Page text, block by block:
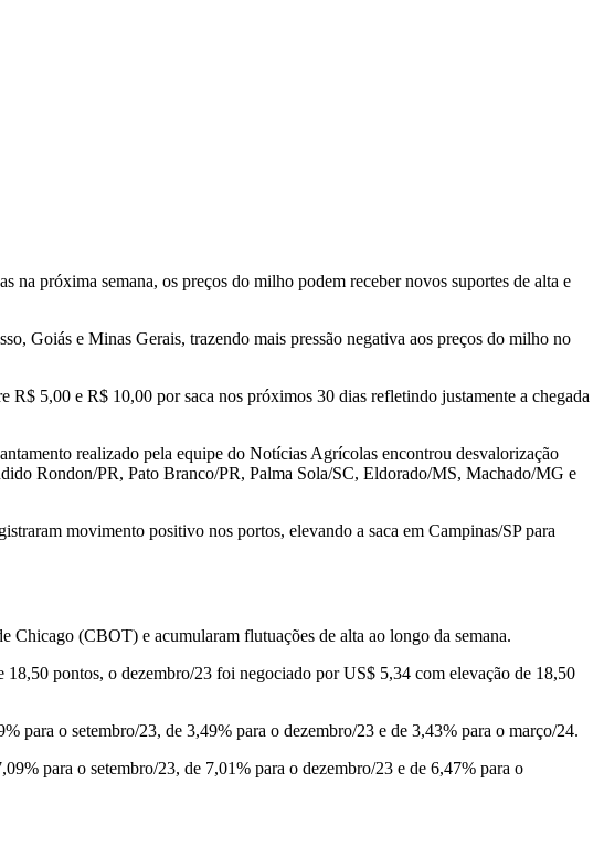
próxima semana, os preços do milho podem receber novos suportes de alta e
Goiás e Minas Gerais, trazendo mais pressão negativa aos preços do milho no
5,00 e R$ 10,00 por saca nos próximos 30 dias refletindo justamente a chegada
realizado pela equipe do Notícias Agrícolas encontrou desvalorização
Rondon/PR, Pato Branco/PR, Palma Sola/SC, Eldorado/MS, Machado/MG e
movimento positivo nos portos, elevando a saca em Campinas/SP para
Chicago (CBOT) e acumularam flutuações de alta ao longo da semana.
pontos, o dezembro/23 foi negociado por US$ 5,34 com elevação de 18,50
para o setembro/23, de 3,49% para o dezembro/23 e de 3,43% para o março/24.
para o setembro/23, de 7,01% para o dezembro/23 e de 6,47% para o